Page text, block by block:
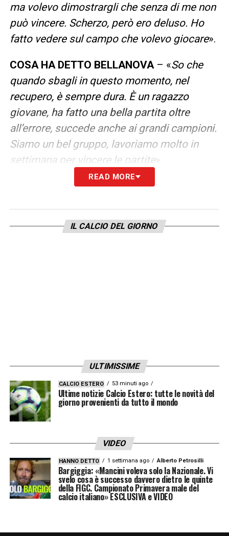
ma volevo dimostrargli che senza di me non
può vincere. Scherzo, però ero deluso. Ho
fatto vedere sul campo che volevo giocare».
COSA HA DETTO BELLANOVA– «So che
quando sbagli in questo momento, nel
recupero, è sempre dura. È un ragazzo
giovane, ha fatto una bella partita oltre
all’errore, succede anche ai grandi campioni.
Siamo un bel gruppo, lavoriamo molto in
settimana per vincere le partite».
READ MORE
IL CALCIO DEL GIORNO
ULTIMISSIME
CALCIO ESTERO 53 minuti ago
Ultime notizie Calcio Estero: tutte le novità del
giorno provenienti da tutto il mondo
VIDEO
HANNO DETTO 1 settimana ago Alberto Petrosilli
Bargiggia: «Mancini voleva solo la Nazionale. Vi
svelo cosa è successo davvero dietro le quinte
della FIGC. Campionato Primavera male del
calcio italiano» ESCLUSIVA e VIDEO